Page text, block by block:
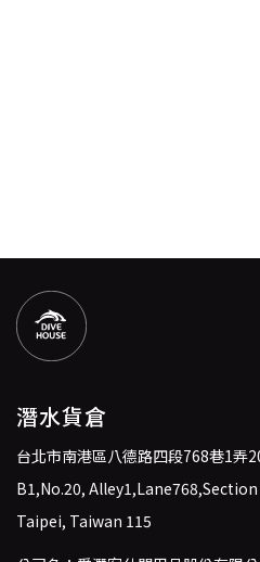
潛水貨倉
台北市南港區八德路四段768巷1弄
B1,No.20,
Taipei, Taiwan 115